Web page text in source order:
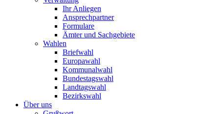
Ihr Anliegen
Ansprechpartner
Formulare
Ämter und Sachgebiete
Wahlen
Briefwahl
Europawahl
Kommunalwahl
Bundestagswahl
Landtagswahl
Bezirkswahl
Über uns